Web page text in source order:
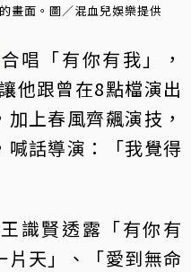
畫面。圖／混血兒娛樂提供
合唱「有你有我」，
他跟曾在8點檔演出
上春風齊飆演技，
話導演：「我覺得
識賢透露「有你有
片天」、「愛到無命